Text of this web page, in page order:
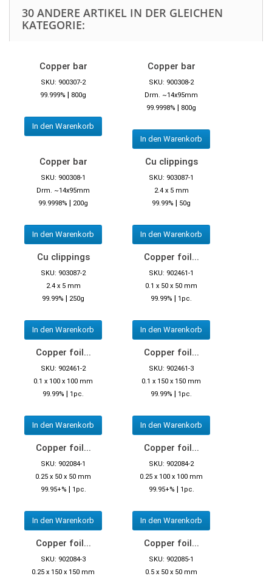
30 ANDERE ARTIKEL IN DER GLEICHEN
KATEGORIE:
Copper bar
SKU: 900307-2
99.999% | 800g
In den Warenkorb
Copper bar
SKU: 900308-2
Drm. ~14x95mm
99.9998% | 800g
In den Warenkorb
Copper bar
SKU: 900308-1
Drm. ~14x95mm
99.9998% | 200g
In den Warenkorb
Cu clippings
SKU: 903087-1
2.4 x 5 mm
99.99% | 50g
In den Warenkorb
Cu clippings
SKU: 903087-2
2.4 x 5 mm
99.99% | 250g
In den Warenkorb
Copper foil...
SKU: 902461-1
0.1 x 50 x 50 mm
99.99% | 1pc.
In den Warenkorb
Copper foil...
SKU: 902461-2
0.1 x 100 x 100 mm
99.99% | 1pc.
In den Warenkorb
Copper foil...
SKU: 902461-3
0.1 x 150 x 150 mm
99.99% | 1pc.
In den Warenkorb
Copper foil...
SKU: 902084-1
0.25 x 50 x 50 mm
99.95+% | 1pc.
In den Warenkorb
Copper foil...
SKU: 902084-2
0.25 x 100 x 100 mm
99.95+% | 1pc.
In den Warenkorb
Copper foil...
SKU: 902084-3
0.25 x 150 x 150 mm
Copper foil...
SKU: 902085-1
0.5 x 50 x 50 mm